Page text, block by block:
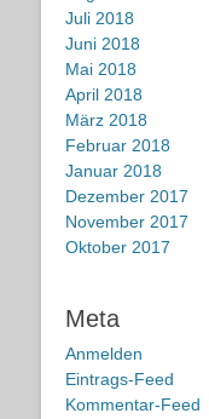
Juli 2018
Juni 2018
Mai 2018
April 2018
März 2018
Februar 2018
Januar 2018
Dezember 2017
November 2017
Oktober 2017
Meta
Anmelden
Eintrags-Feed
Kommentar-Feed